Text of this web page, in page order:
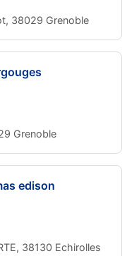
38029 Grenoble
Grenoble
edison
38130 Echirolles